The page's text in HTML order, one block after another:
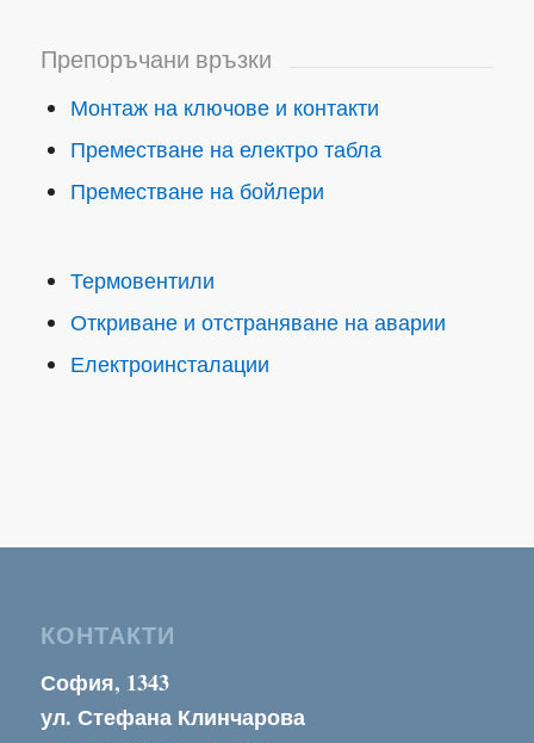
Препоръчани връзки
Монтаж на ключове и контакти
Преместване на електро табла
Преместване на бойлери
Термовентили
Откриване и отстраняване на аварии
Електроинсталации
КОНТАКТИ
София, 1343
ул. Стефана Клинчарова